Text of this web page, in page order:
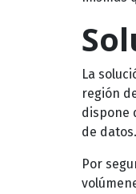
La
región
dispone
de datos.
Por